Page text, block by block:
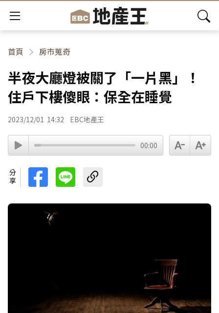
首頁 房市蒐奇
半夜大廳燈被關了「一片黑」！
住戶下樓傻眼：保全在睡覺
2023/12/01 14:32 EBC地產王
00:00
分享